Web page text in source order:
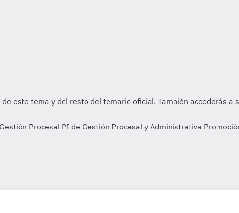
Procesal PI de Gestión Procesal y Administrativa